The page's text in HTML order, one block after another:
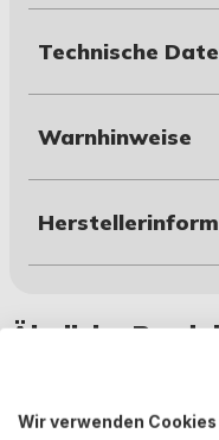
Technische
Warnhinweise
Ähnliche
Wir verwenden Cookies